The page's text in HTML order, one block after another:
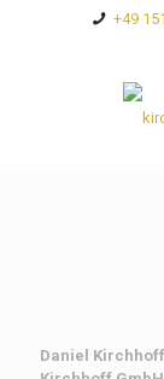
+49
Daniel Kirchhoff